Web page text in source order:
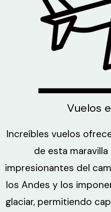
Vuelos
Increíbles vuelos
de esta
impresionantes del
los Andes y los
glaciar, permitiendo